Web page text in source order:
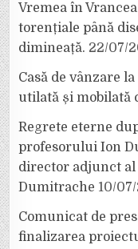
Vremea în
torențiale până
dimineață. 22/07/
Casă de vânzare
utilată și mobilată
Regrete eterne
profesorului Ion
director adjunct
Dumitrache 10/
Comunicat de
finalizarea